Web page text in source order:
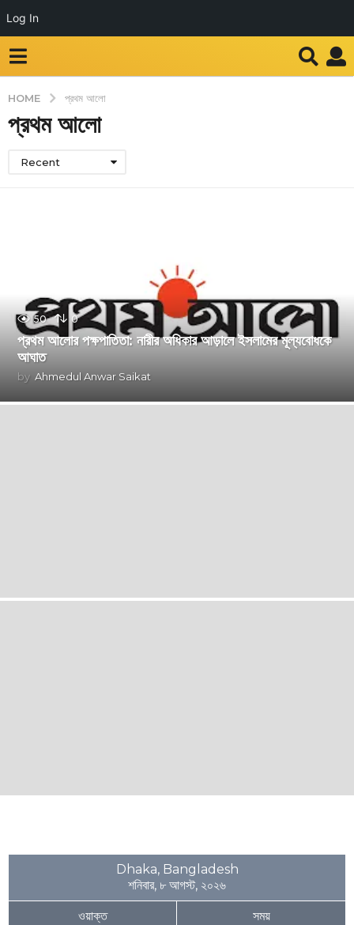
Log In
HOME প্রথম আলো
প্রথম আলো
Recent
50 0
প্রথম আলোর পক্ষপাতিতা: নারীর অধিকার আড়ালে ইসলামের মূল্যবোধকে
আঘাত
by Ahmedul Anwar Saikat
Dhaka, Bangladesh
শনিবার, ৮ আগস্ট, ২০২৬
ওয়াক্ত সময়